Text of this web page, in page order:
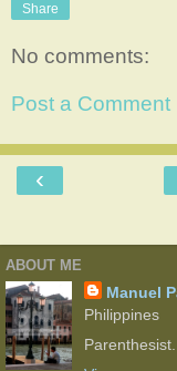
Share
No comments:
Post a Comment
‹
ABOUT ME
Manuel
Philippines